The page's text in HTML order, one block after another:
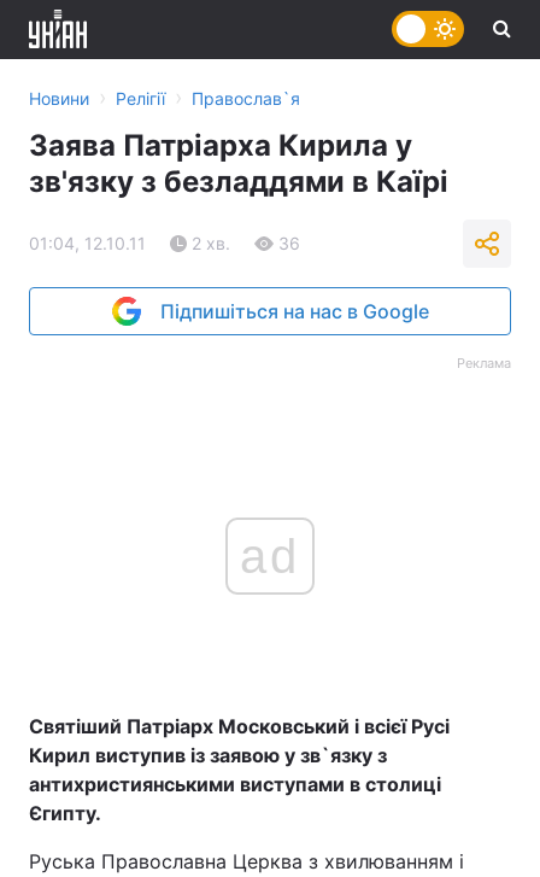
Новини › Релігії › Православ`я
Заява Патріарха Кирила у
зв'язку з безладдями в Каїрі
01:04, 12.10.11 2 хв. 36
Підпишіться на нас в Google
Реклама
ad
Святіший Патріарх Московський і всієї Русі
Кирил виступив із заявою у зв`язку з
антихристиянськими виступами в столиці
Єгипту.
Руська Православна Церква з хвилюванням і